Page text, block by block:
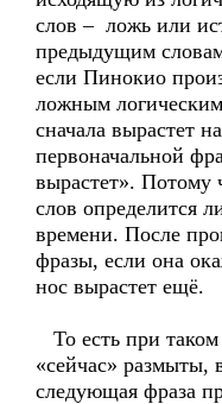
слов – ложь или
предыдущим
если Пинокио
ложным
сначала вырастет
первоначальной
вырастет». Потому
слов определится
времени. После
фразы, если она
нос вырастет ещё.
То есть при
«сейчас» размыты,
следующая фраза